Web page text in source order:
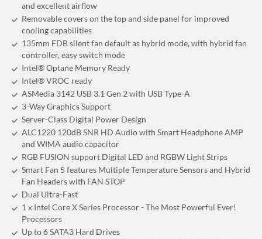
and excellent airflow
Removable covers on the top and side panel for improved
cooling capabilities
135mm FDB silent fan default as hybrid mode, with hybrid fan
controller, easy switch mode
Intel® Optane Memory Ready
Intel® VROC ready
ASMedia 3142 USB 3.1 Gen 2 with USB Type-A
3-Way Graphics Support
Server-Class Digital Power Design
ALC1220 120dB SNR HD Audio with Smart Headphone AMP
and WIMA audio capacitor
RGB FUSION support Digital LED and RGBW Light Strips
Smart Fan 5 features Multiple Temperature Sensors and Hybrid
Fan Headers with FAN STOP
Dual Ultra-Fast
1 x Intel Core X Series Processor - The Most Powerful Ever!
Processors
Up to 6 SATA3 Hard Drives